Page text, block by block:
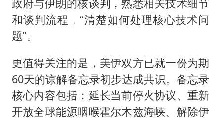
政府与伊朗的核谈判，熟悉相关技术细节
和谈判流程，“清楚如何处理核心技术问
题”。
更值得关注的是，美伊双方已就一份为期
60天的谅解备忘录初步达成共识。备忘录
核心内容包括：延长当前停火协议、重新
开放全球能源咽喉霍尔木兹海峡、解除伊